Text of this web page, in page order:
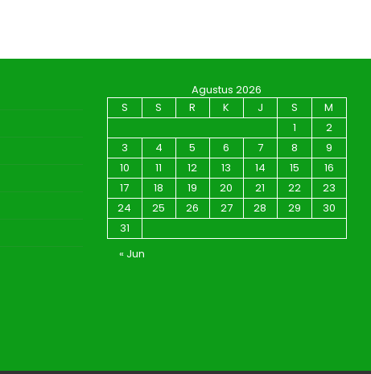
Agustus 2026
S
S R K J S
M
1
2
3
4 5 6 7 8
9
10
11 12 13 14 15
16
17
18 19 20 21 22
23
24
25 26 27 28 29
30
31
« Jun